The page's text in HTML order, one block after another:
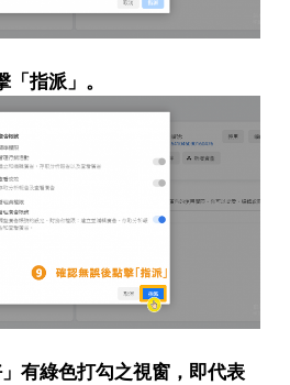
指派」。
有綠色打勾之視窗，即代表